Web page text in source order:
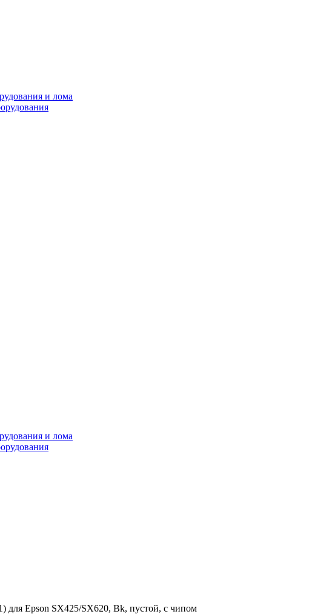
и лома
и лома
для Epson SX425/SX620, Bk, пустой, с чипом